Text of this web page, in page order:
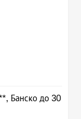
Банско до 30